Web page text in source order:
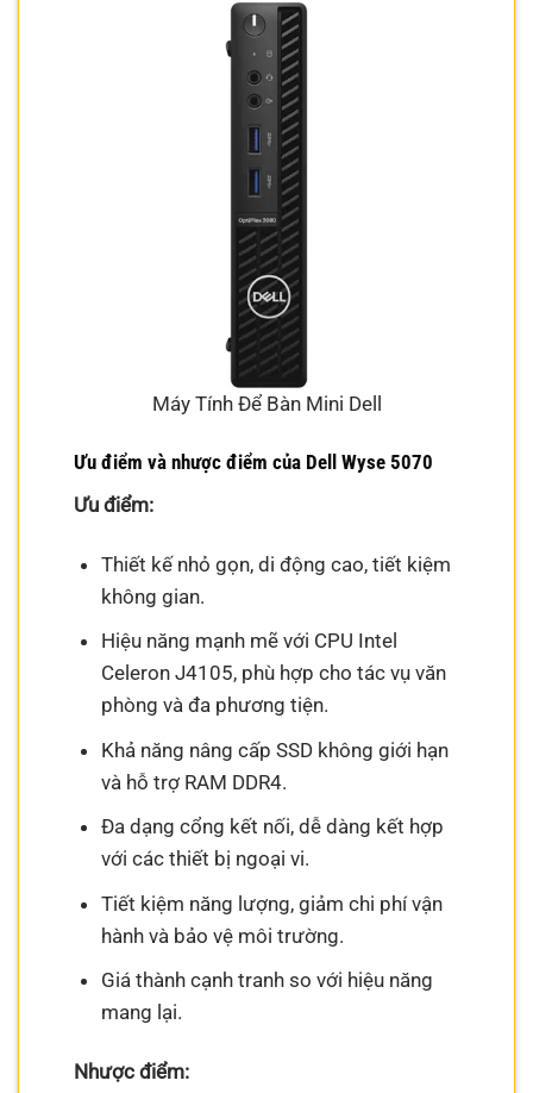
Máy Tính Để Bàn Mini Dell
Ưu điểm và nhược điểm của Dell Wyse 5070
Ưu điểm:
Thiết kế nhỏ gọn, di động cao, tiết kiệm
không gian.
Hiệu năng mạnh mẽ với CPU Intel
Celeron J4105, phù hợp cho tác vụ văn
phòng và đa phương tiện.
Khả năng nâng cấp SSD không giới hạn
và hỗ trợ RAM DDR4.
Đa dạng cổng kết nối, dễ dàng kết hợp
với các thiết bị ngoại vi.
Tiết kiệm năng lượng, giảm chi phí vận
hành và bảo vệ môi trường.
Giá thành cạnh tranh so với hiệu năng
mang lại.
Nhược điểm: